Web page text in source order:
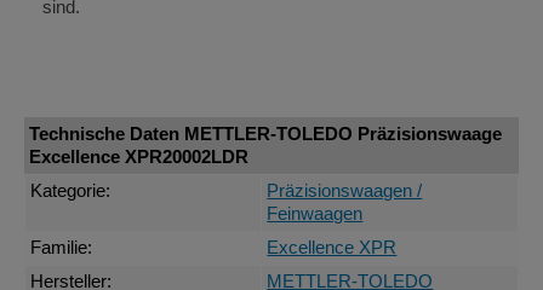
sind.
Technische Daten METTLER-TOLEDO Präzisionswaage
Excellence XPR20002LDR
Kategorie:
Präzisionswaagen /
Feinwaagen
Familie:
Excellence XPR
Hersteller:
METTLER-TOLEDO